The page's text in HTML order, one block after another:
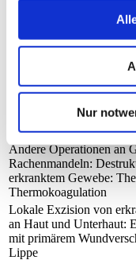
Nur
Andere Exzision an
Exzision und
der Ohrmuschel,
kontrolliert
Andere Operationen an
Rachenmandeln:
erkranktem Gewebe:
Thermokoagulation
Lokale Exzision von
an Haut und Unterhaut:
mit primärem
Lippe